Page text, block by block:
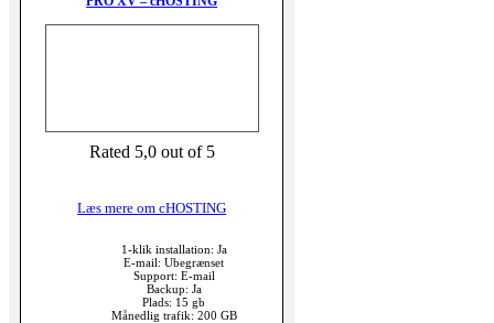
Rated 5,0 out of 5
Læs mere om cHOSTING
1-klik installation: Ja
E-mail: Ubegrænset
Support: E-mail
Backup: Ja
Plads: 15 gb
Månedlig trafik: 200 GB